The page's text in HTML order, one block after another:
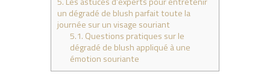
un dégradé de blush parfait toute la
journée sur un visage souriant
5.1. Questions pratiques sur le
dégradé de blush appliqué à une
émotion souriante